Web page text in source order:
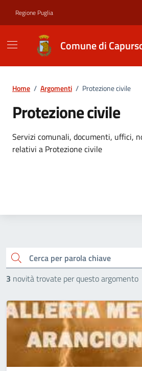
Regione Puglia
Comune di
Home / Argomenti / Protezione civile
Protezione civile
Dettagli
Servizi comunali, documenti, uffici,
relativi a Protezione civile
Cerca
3 novità trovate per questo argomento